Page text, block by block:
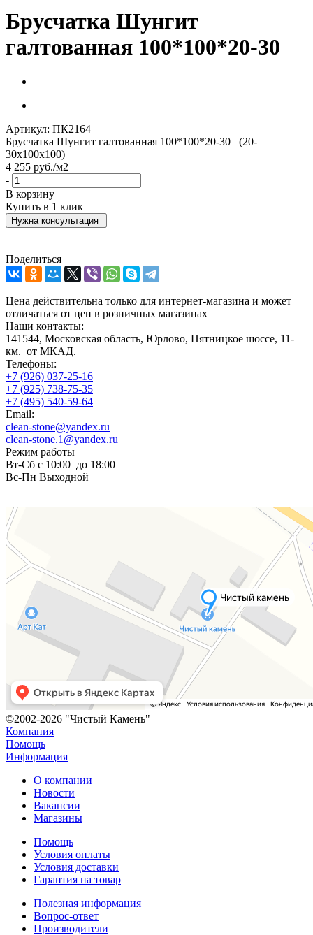
Брусчатка Шунгит
галтованная 100*100*20-30
Артикул: ПК2164
Брусчатка Шунгит галтованная 100*100*20-30 (20-
30х100х100)
4 255 руб./м2
-
+
В корзину
Купить в 1 клик
Нужна консультация
Поделиться
Цена действительна только для интернет-магазина и может
отличаться от цен в розничных магазинах
Наши контакты:
141544, Московская область, Юрлово, Пятницкое шоссе, 11-
км. от МКАД.
Телефоны:
+7 (926) 037-25-16
+7 (925) 738-75-35
+7 (495) 540-59-64
Email:
clean-stone@yandex.ru
clean-stone.1@yandex.ru
Режим работы
Вт-Сб с 10:00 до 18:00
Вс-Пн Выходной
©2002-2026 "Чистый Камень"
Компания
Помощь
Информация
О компании
Новости
Вакансии
Магазины
Помощь
Условия оплаты
Условия доставки
Гарантия на товар
Полезная информация
Вопрос-ответ
Производители